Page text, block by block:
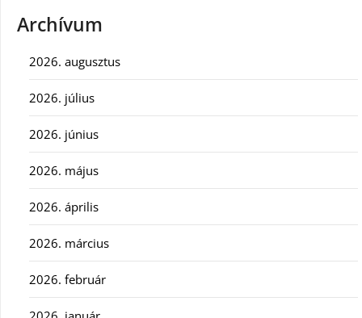
Archívum
2026. augusztus
2026. július
2026. június
2026. május
2026. április
2026. március
2026. február